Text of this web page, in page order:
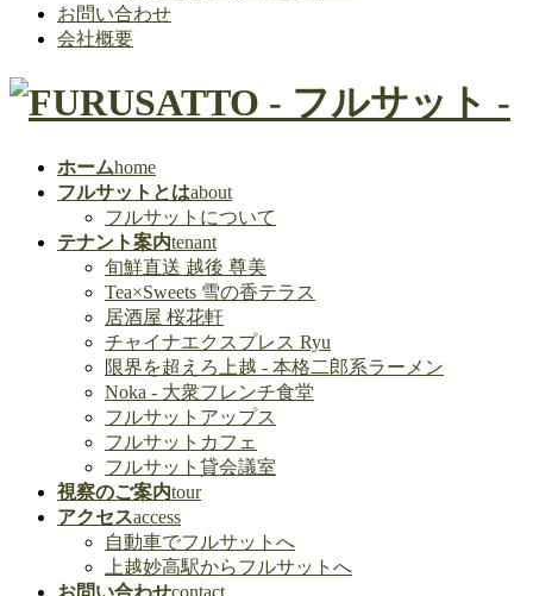
お問い合わせ
会社概要
ホームhome
フルサットとはabout
フルサットについて
テナント案内tenant
旬鮮直送 越後 尊美
Tea×Sweets 雪の香テラス
居酒屋 桜花軒
チャイナエクスプレス Ryu
限界を超えろ上越 - 本格二郎系ラーメン
Noka - 大衆フレンチ食堂
フルサットアップス
フルサットカフェ
フルサット貸会議室
視察のご案内tour
アクセスaccess
自動車でフルサットへ
上越妙高駅からフルサットへ
お問い合わせcontact